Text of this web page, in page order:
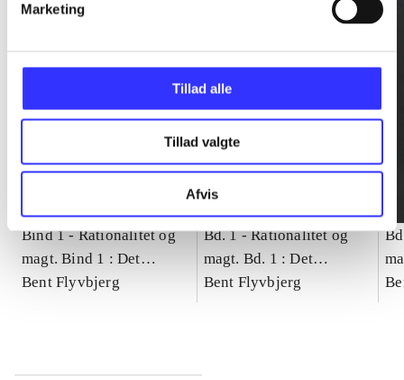
Marketing
Tillad alle
Tillad valgte
Afvis
Bind 1 -Rationalitet og
magt. Bind 1 : Det
konkretes videnskab
Bent Flyvbjerg
Bd. 1 -Rationalitet og
magt. Bd. 1 : Det
konkretes videnskab
Bent Flyvbjerg